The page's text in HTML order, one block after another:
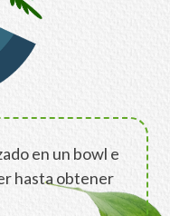
en un bowl e
hasta obtener